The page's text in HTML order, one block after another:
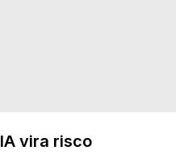
vira risco